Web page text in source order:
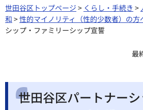
世田谷区トップページ > くらし・手続き >
和 >性的マイノリティ（性的少数者）の方
シップ・ファミリーシップ宣誓
最
世田谷区パートナー